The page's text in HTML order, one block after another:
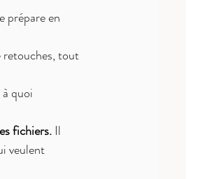
prépare en
tout
quoi
fichiers. Il
veulent